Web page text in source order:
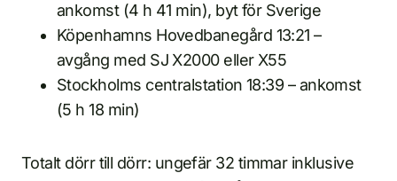
ankomst (4 h 41 min), byt för Sverige
Köpenhamns Hovedbanegård 13:21 –
avgång med SJ X2000 eller X55
Stockholms centralstation 18:39 – ankomst
(5 h 18 min)
Totalt dörr till dörr: ungefär 32 timmar inklusive